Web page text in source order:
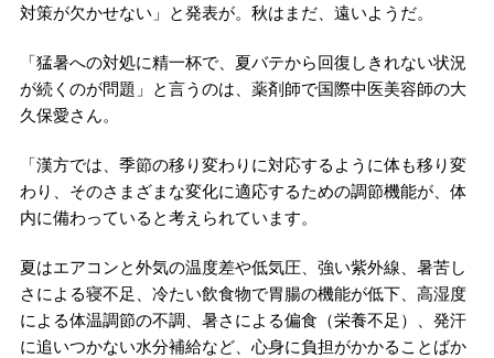
対策が欠かせない」と発表が。秋はまだ、遠いようだ。
「猛暑への対処に精一杯で、夏バテから回復しきれない状況
が続くのが問題」と言うのは、薬剤師で国際中医美容師の大
久保愛さん。
「漢方では、季節の移り変わりに対応するように体も移り変
わり、そのさまざまな変化に適応するための調節機能が、体
内に備わっていると考えられています。
夏はエアコンと外気の温度差や低気圧、強い紫外線、暑苦し
さによる寝不足、冷たい飲食物で胃腸の機能が低下、高湿度
による体温調節の不調、暑さによる偏食（栄養不足）、発汗
に追いつかない水分補給など、心身に負担がかかることばか